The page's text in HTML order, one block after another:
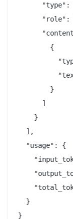
"type":
"role":
        {
        }
      ]
    }
  ],
  "usage": {
  }